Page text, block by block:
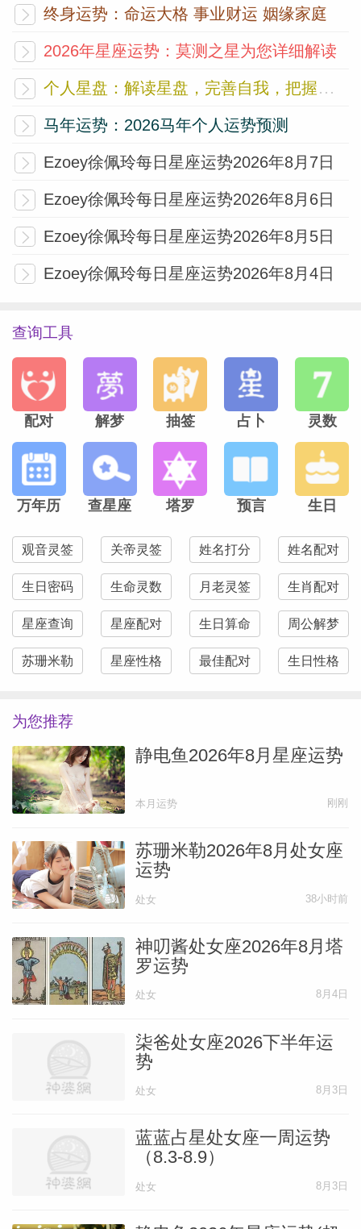
终身运势：命运大格 事业财运 姻缘家庭
2026年星座运势：莫测之星为您详细解读
个人星盘：解读星盘，完善自我，把握未来
马年运势：2026马年个人运势预测
Ezoey徐佩玲每日星座运势2026年8月7日
Ezoey徐佩玲每日星座运势2026年8月6日
Ezoey徐佩玲每日星座运势2026年8月5日
Ezoey徐佩玲每日星座运势2026年8月4日
查询工具
配对 解梦 抽签 占卜 灵数
万年历 查星座 塔罗 预言 生日
观音灵签 关帝灵签 姓名打分 姓名配对
生日密码 生命灵数 月老灵签 生肖配对
星座查询 星座配对 生日算命 周公解梦
苏珊米勒 星座性格 最佳配对 生日性格
为您推荐
静电鱼2026年8月星座运势
本月运势 刚刚
苏珊米勒2026年8月处女座
运势
处女 38小时前
神叨酱处女座2026年8月塔
罗运势
处女 8月4日
柒爸处女座2026下半年运
势
处女 8月3日
蓝蓝占星处女座一周运势
（8.3-8.9）
处女 8月3日